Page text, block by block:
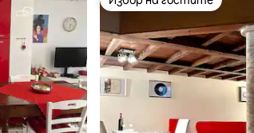
Избор на гостите